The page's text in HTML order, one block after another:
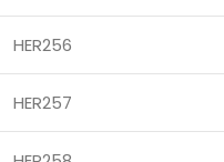
HER256
HER257